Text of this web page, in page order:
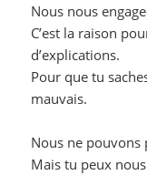
Nous nous
C’est la raison
d’explications.
Pour que tu
mauvais.
Nous ne pouvons
Mais tu peux